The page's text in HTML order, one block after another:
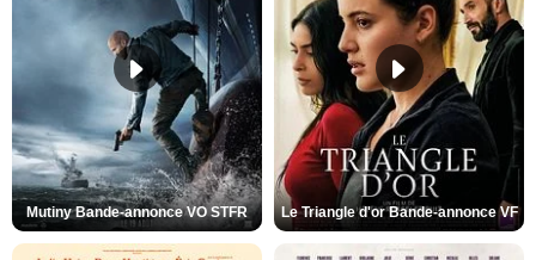
Mutiny Bande-annonce VO STFR Le Triangle d'or Bande-annonce VF